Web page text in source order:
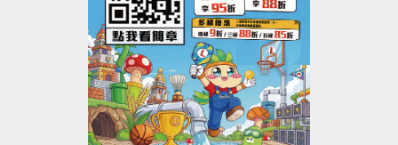
（六）如有未盡事宜，依現場公告為主。
（七）洽詢專線：03-263-9066 #115、116
※包班課不在此優惠，登記時需先收費
※每位學生報名後課堂不得超過30堂(含現有課單)
※每期課程須於3個月內完成，逾期視同放棄(依定型
化契約為主)
※以上方案不可共用或轉為他人授課